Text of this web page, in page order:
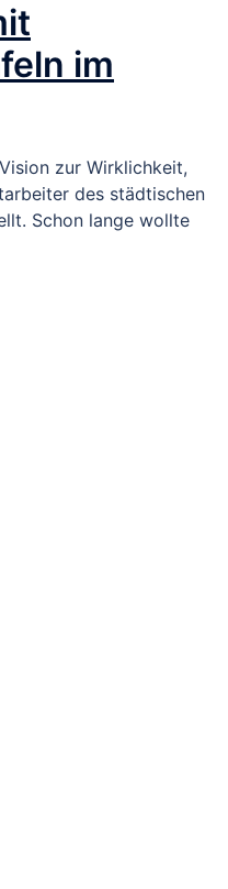
im
zur Wirklichkeit,
des städtischen
Schon lange wollte